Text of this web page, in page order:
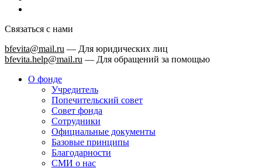
Связаться с нами
bfevita@mail.ru — Для юридических лиц
bfevita.help@mail.ru — Для обращений за помощью
О фонде
Учредитель
Попечительский совет
Совет фонда
Сотрудники
Официальные документы
Базовые принципы
Благодарности
СМИ о нас